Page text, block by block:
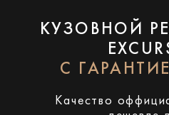
КУЗОВНОЙ
С
Качество